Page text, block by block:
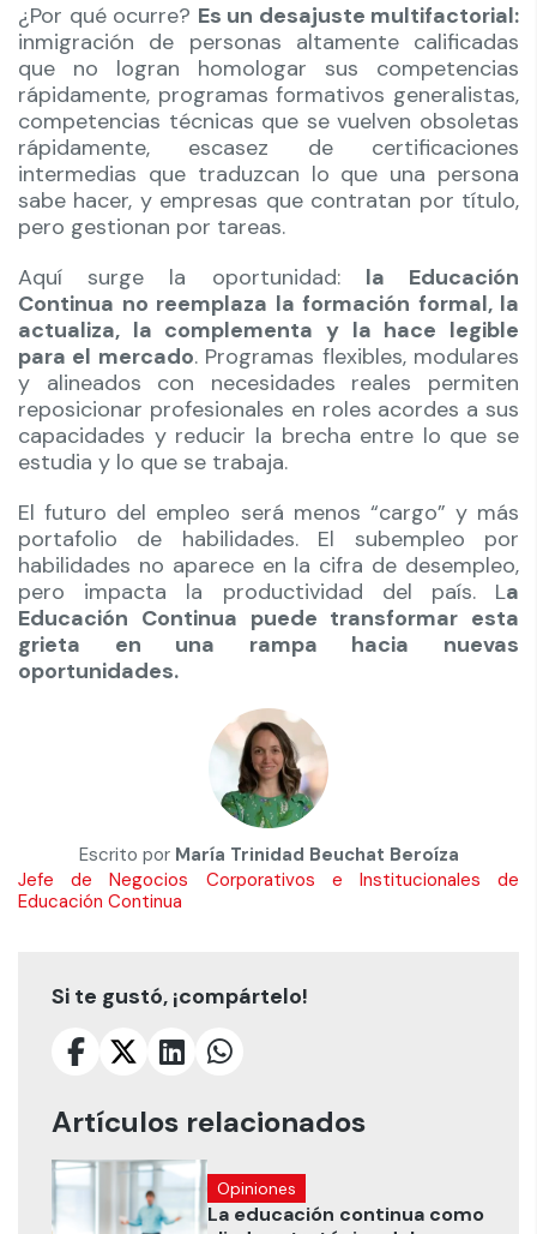
¿Por qué ocurre? Es un desajuste multifactorial:
inmigración de personas altamente calificadas
que no logran homologar sus competencias
rápidamente, programas formativos generalistas,
competencias técnicas que se vuelven obsoletas
rápidamente, escasez de certificaciones
intermedias que traduzcan lo que una persona
sabe hacer, y empresas que contratan por título,
pero gestionan por tareas.
Aquí surge la oportunidad: la Educación
Continua no reemplaza la formación formal, la
actualiza, la complementa y la hace legible
para el mercado. Programas flexibles, modulares
y alineados con necesidades reales permiten
reposicionar profesionales en roles acordes a sus
capacidades y reducir la brecha entre lo que se
estudia y lo que se trabaja.
El futuro del empleo será menos “cargo” y más
portafolio de habilidades. El subempleo por
habilidades no aparece en la cifra de desempleo,
pero impacta la productividad del país. La
Educación Continua puede transformar esta
grieta en una rampa hacia nuevas
oportunidades.
Escrito por María Trinidad Beuchat Beroíza
Jefe de Negocios Corporativos e Institucionales de
Educación Continua
Si te gustó, ¡compártelo!
Artículos relacionados
Opiniones
La educación continua como